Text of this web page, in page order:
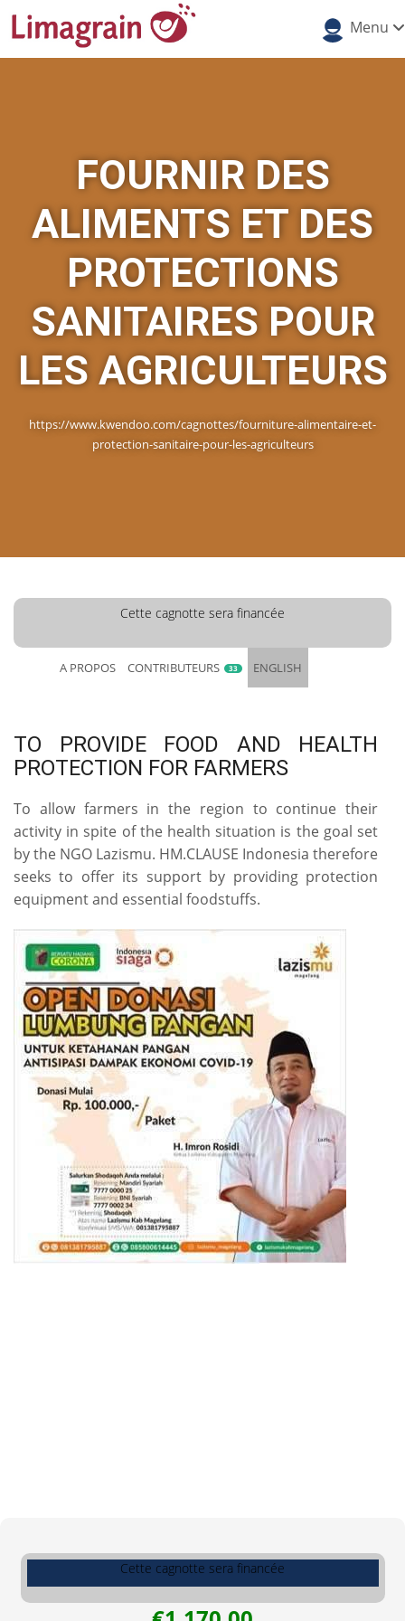
Menu
FOURNIR DES
ALIMENTS ET DES
PROTECTIONS
SANITAIRES POUR
LES AGRICULTEURS
https://www.kwendoo.com/cagnottes/fourniture-alimentaire-et-
protection-sanitaire-pour-les-agriculteurs
Cette cagnotte sera financée
A PROPOS CONTRIBUTEURS 33 ENGLISH
TO PROVIDE FOOD AND HEALTH
PROTECTION FOR FARMERS
To allow farmers in the region to continue their
activity in spite of the health situation is the goal set
by the NGO Lazismu. HM.CLAUSE Indonesia therefore
seeks to offer its support by providing protection
equipment and essential foodstuffs.
Cette cagnotte sera financée